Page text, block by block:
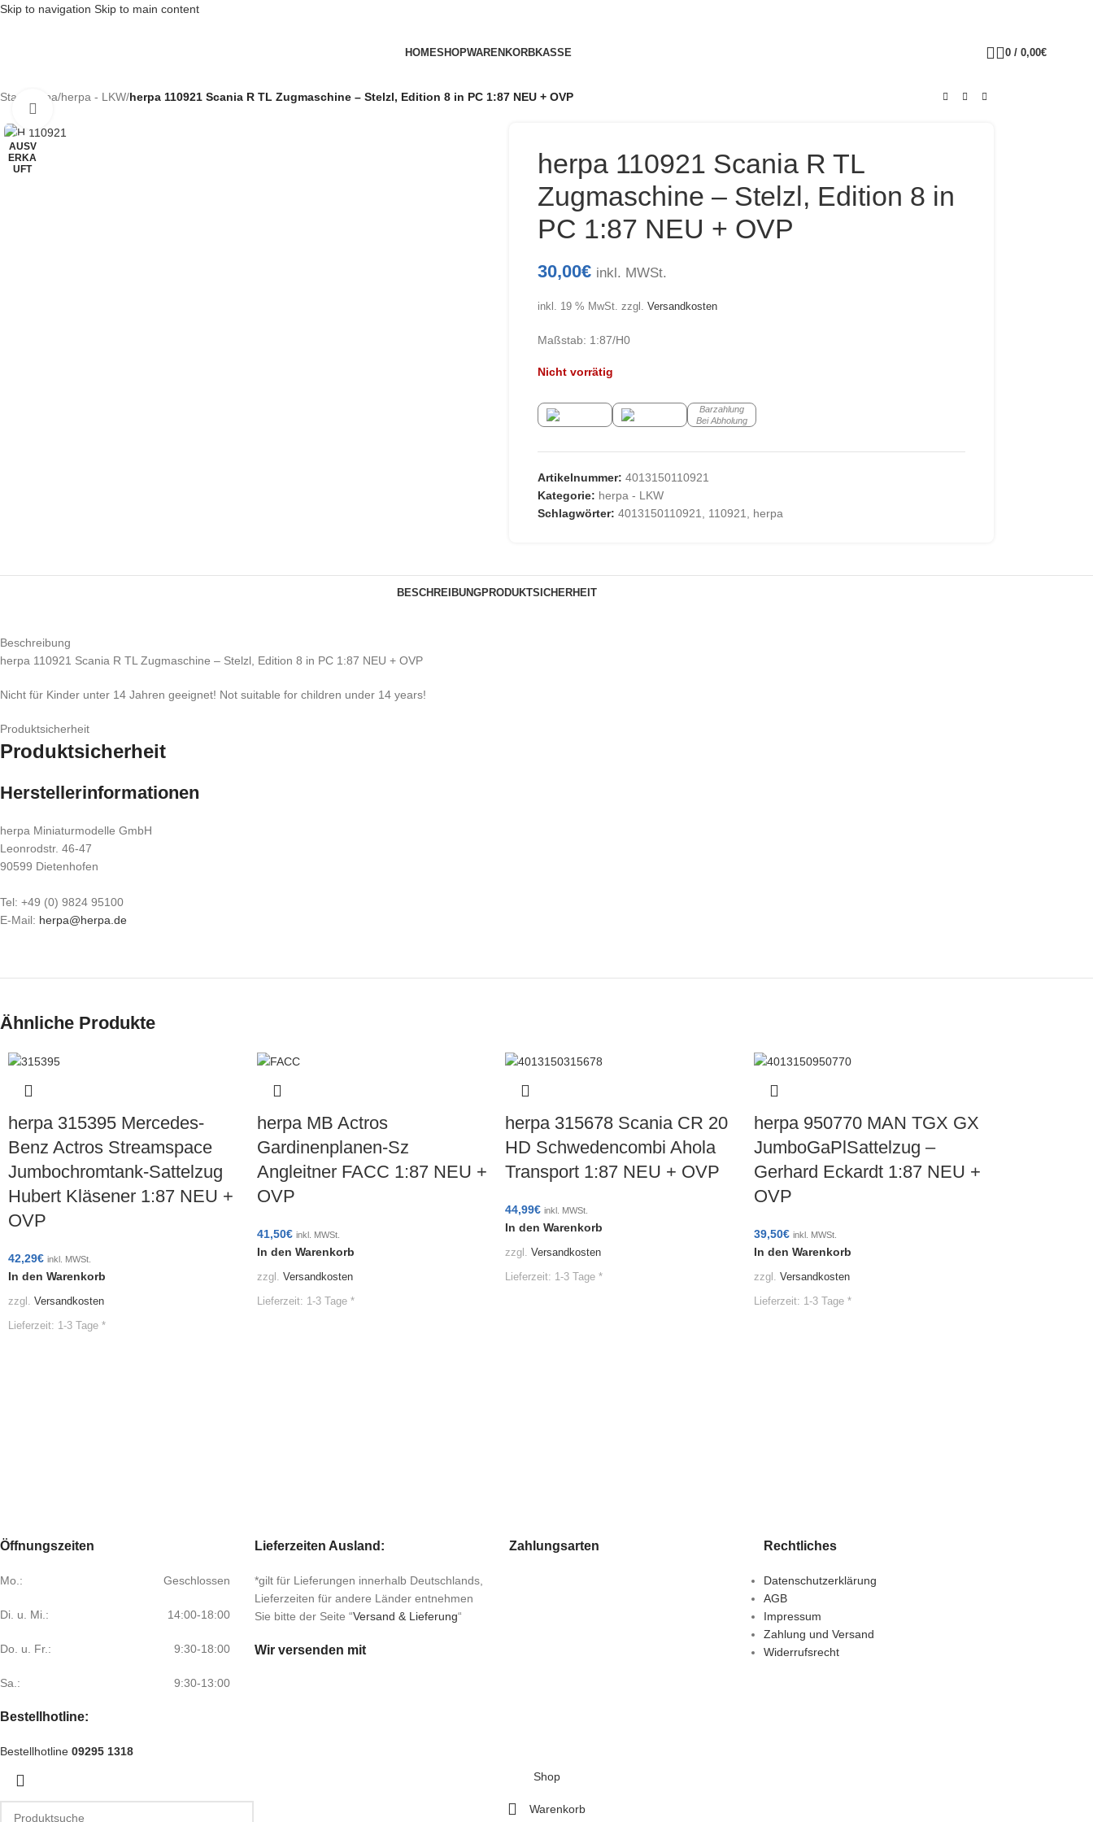
Skip to navigation Skip to main content
HOMESHOPWARENKORBKASSE 0 / 0,00€
Start herpa/herpa - LKW/herpa 110921 Scania R TL Zugmaschine – Stelzl, Edition 8 in PC 1:87 NEU + OVP
AUSV
ERKA
UFT
herpa 110921 Scania R TL
Zugmaschine – Stelzl, Edition 8 in
PC 1:87 NEU + OVP
30,00€ inkl. MWSt.
inkl. 19 % MwSt. zzgl. Versandkosten
Maßstab: 1:87/H0
Nicht vorrätig
Barzahlung
Bei Abholung
Artikelnummer: 4013150110921
Kategorie: herpa - LKW
Schlagwörter: 4013150110921 110921 herpa
BESCHREIBUNGPRODUKTSICHERHEIT
Beschreibung
herpa 110921 Scania R TL Zugmaschine – Stelzl, Edition 8 in PC 1:87 NEU + OVP
Nicht für Kinder unter 14 Jahren geeignet! Not suitable for children under 14 years!
Produktsicherheit
Produktsicherheit
Herstellerinformationen
herpa Miniaturmodelle GmbH
Leonrodstr. 46-47
90599 Dietenhofen
Tel: +49 (0) 9824 95100
E-Mail: herpa@herpa.de
Ähnliche Produkte
herpa 315395 Mercedes-
Benz Actros Streamspace
Jumbochromtank-Sattelzug
Hubert Kläsener 1:87 NEU +
OVP
42,29€ inkl. MWSt.
In den Warenkorb
zzgl. Versandkosten
Lieferzeit: 1-3 Tage *
herpa MB Actros
Gardinenplanen-Sz
Angleitner FACC 1:87 NEU +
OVP
41,50€ inkl. MWSt.
In den Warenkorb
zzgl. Versandkosten
Lieferzeit: 1-3 Tage *
herpa 315678 Scania CR 20
HD Schwedencombi Ahola
Transport 1:87 NEU + OVP
44,99€ inkl. MWSt.
In den Warenkorb
zzgl. Versandkosten
Lieferzeit: 1-3 Tage *
herpa 950770 MAN TGX GX
JumboGaPlSattelzug –
Gerhard Eckardt 1:87 NEU +
OVP
39,50€ inkl. MWSt.
In den Warenkorb
zzgl. Versandkosten
Lieferzeit: 1-3 Tage *
Öffnungszeiten
Mo.: Geschlossen
Di. u. Mi.: 14:00-18:00
Do. u. Fr.: 9:30-18:00
Sa.: 9:30-13:00
Bestellhotline:
Bestellhotline 09295 1318
Lieferzeiten Ausland:
*gilt für Lieferungen innerhalb Deutschlands,
Lieferzeiten für andere Länder entnehmen
Sie bitte der Seite “Versand & Lieferung“
Wir versenden mit
Zahlungsarten Rechtliches
Datenschutzerklärung
AGB
Impressum
Zahlung und Versand
Widerrufsrecht
Shop
Warenkorb